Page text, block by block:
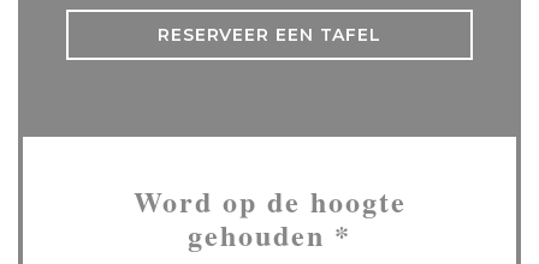
RESERVEER EEN TAFEL
Word op de hoogte
gehouden *